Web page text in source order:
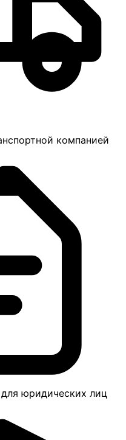
компанией
юридических лиц